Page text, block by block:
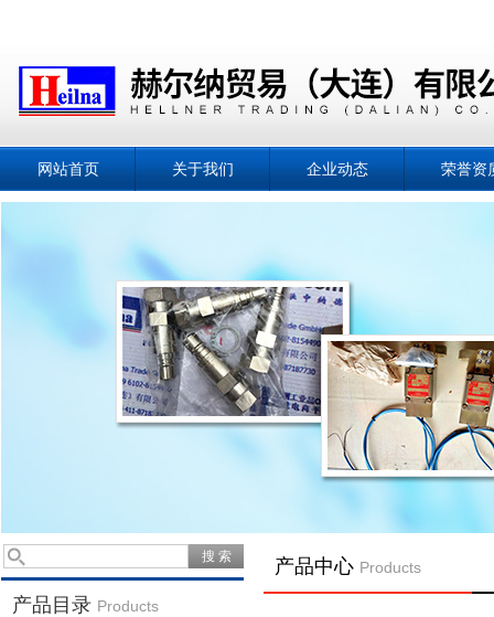
网站首页 关于我们 企业动态 荣誉资
产品目录 Products
产品中心 Products